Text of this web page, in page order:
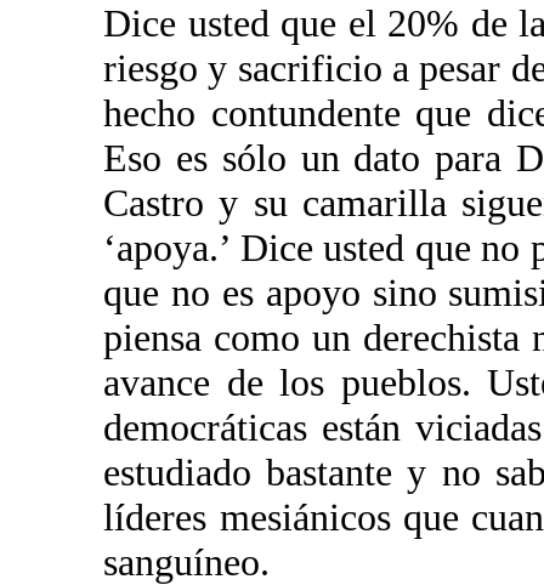
Dice usted que el 20% de
riesgo y sacrificio a pesar
hecho contundente que
Eso es sólo un dato para
Castro y su camarilla
‘apoya.’ Dice usted que
que no es apoyo sino
piensa como un
avance de los pueblos.
democráticas están
estudiado bastante y no
líderes mesiánicos que
sanguíneo.